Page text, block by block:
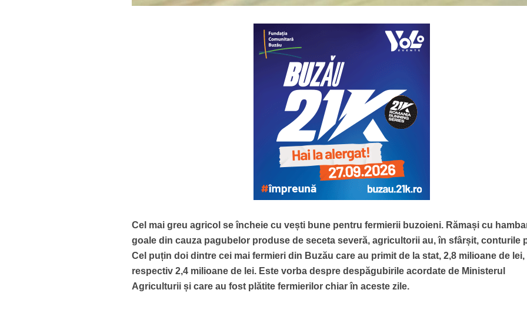
Cel mai greu agricol se încheie cu vești bune pentru fermierii buzoieni. Rămași cu
goale din cauza pagubelor produse de seceta severă, agricultorii au, în sfârșit, conturile
Cel puțin doi dintre cei mai fermieri din Buzău care au primit de la stat, 2,8 milioane de lei,
respectiv 2,4 milioane de lei. Este vorba despre despăgubirile acordate de Ministerul
Agriculturii și care au fost plătite fermierilor chiar în aceste zile.